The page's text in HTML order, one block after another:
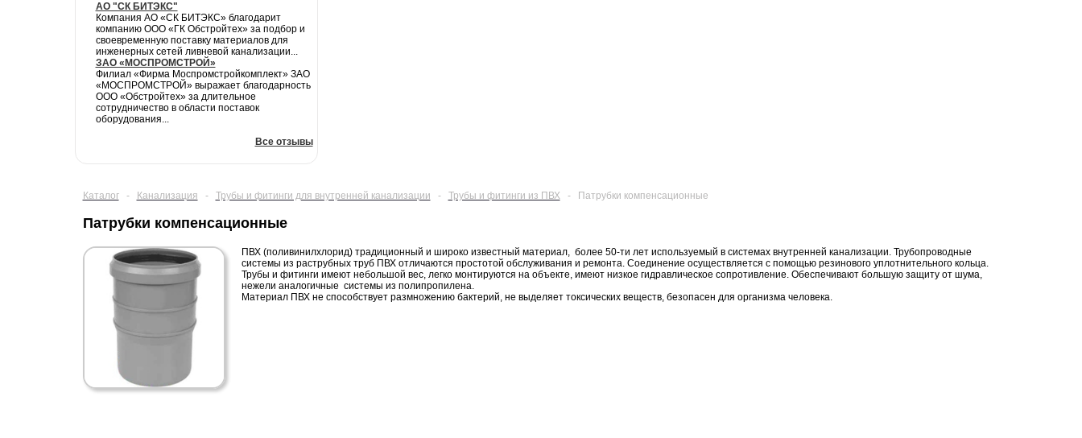
АО "СК БИТЭКС"
Компания АО «СК БИТЭКС» благодарит
компанию ООО «ГК Обстройтех» за подбор и
своевременную поставку материалов для
инженерных сетей ливневой канализации...
ЗАО «МОСПРОМСТРОЙ»
Филиал «Фирма Моспромстройкомплект» ЗАО
«МОСПРОМСТРОЙ» выражает благодарность
ООО «Обстройтех» за длительное
сотрудничество в области поставок
оборудования...
Все отзывы
Каталог - Канализация - Трубы и фитинги для внутренней канализации - Трубы и фитинги из ПВХ - Патрубки компенсационные
Патрубки компенсационные
ПВХ (поливинилхлорид) традиционный и широко известный материал, более 50-ти лет используемый в системах внутренней канализации. Трубопроводные
системы из раструбных труб ПВХ отличаются простотой обслуживания и ремонта. Соединение осуществляется с помощью резинового уплотнительного кольца.
Трубы и фитинги имеют небольшой вес, легко монтируются на объекте, имеют низкое гидравлическое сопротивление. Обеспечивают большую защиту от шума,
нежели аналогичные системы из полипропилена.
Материал ПВХ не способствует размножению бактерий, не выделяет токсических веществ, безопасен для организма человека.